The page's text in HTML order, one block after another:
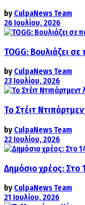
by CulpaNews Team
26 Ιουλίου, 2026
TOGG: Βουλιάζει
by CulpaNews Team
23 Ιουλίου, 2026
Το Στέιτ
by CulpaNews Team
22 Ιουλίου, 2026
Δημόσιο χρέος:
by CulpaNews Team
21 Ιουλίου, 2026